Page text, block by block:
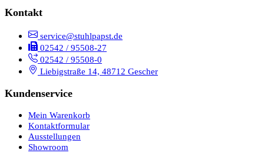
Kontakt
service@stuhlpapst.de
02542 / 95508-27
02542 / 95508-0
Liebigstraße 14, 48712 Gescher
Kundenservice
Mein Warenkorb
Kontaktformular
Ausstellungen
Showroom